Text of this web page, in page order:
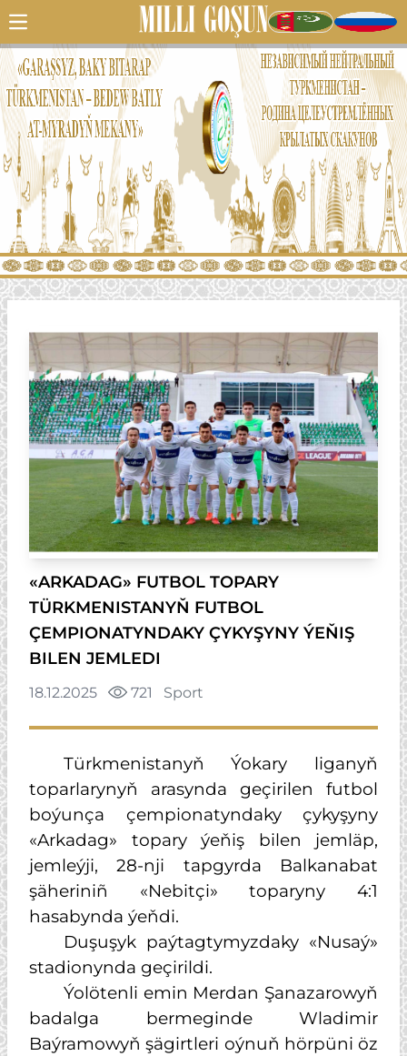
«ARKADAG» FUTBOL TOPARY
TÜRKMENISTANYŇ FUTBOL
ÇEMPIONATYNDAKY ÇYKYŞYNY ÝEŇIŞ
BILEN JEMLEDI
18.12.2025 721 Sport
Türkmenistanyň Ýokary liganyň
toparlarynyň arasynda geçirilen futbol
boýunça çempionatyndaky çykyşyny
«Arkadag» topary ýeňiş bilen jemläp,
jemleýji, 28-nji tapgyrda Balkanabat
şäheriniñ «Nebitçi» toparyny 4:1
hasabynda ýeňdi.
Duşuşyk paýtagtymyzdaky «Nusaý»
stadionynda geçirildi.
Ýolötenli emin Merdan Şanazarowyň
badalga bermeginde Wladimir
Baýramowyň şägirtleri oýnuň hörpüni öz